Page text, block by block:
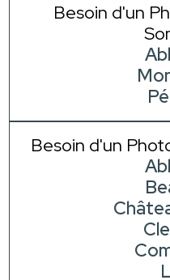
Besoin d'un
Besoin d'un